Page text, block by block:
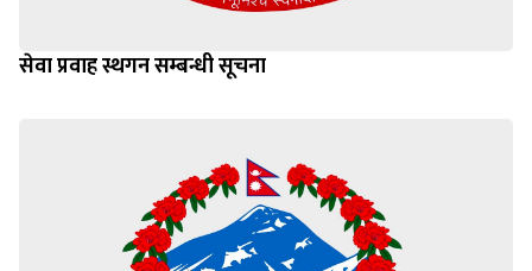
सेवा प्रवाह स्थगन सम्बन्धी सूचना